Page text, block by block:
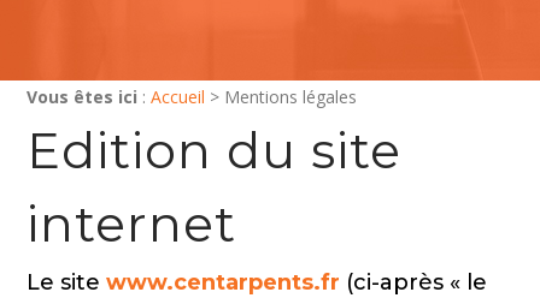
Vous êtes ici :Accueil > Mentions légales
Edition du site
internet
Le sitewww.centarpents.fr (ci-après « le